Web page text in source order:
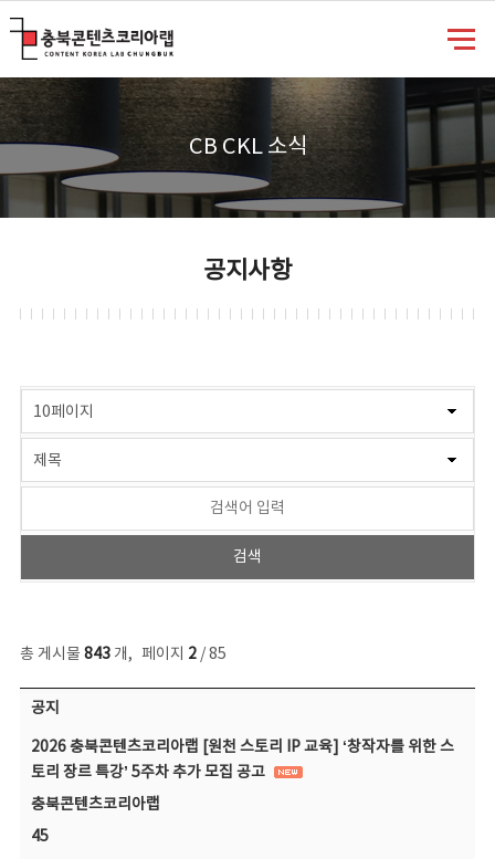
CB CKL 소식
공지사항
총 게시물 843개, 페이지 2/ 85
공지사항 목록 - 번호, 제목, 작성자, 파일, 조회수, 작성일 정보 제공
공지
2026 충북콘텐츠코리아랩 [원천 스토리 IP 교육] ‘창작자를 위한 스
토리 장르 특강’ 5주차 추가 모집 공고
충북콘텐츠코리아랩
45